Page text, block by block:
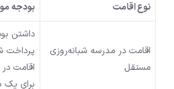
نوع اقامت بودجه
اقامت در مدرسه شبانه‌روزی
مستقل
داشتن
پرداخت
اقامت
برای